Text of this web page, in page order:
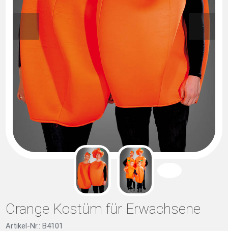
Orange Kostüm für Erwachsene
Artikel-Nr.: B4101